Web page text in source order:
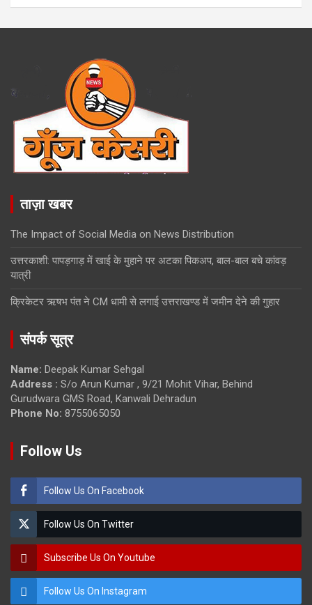
ताज़ा खबर
The Impact of Social Media on News Distribution
उत्तरकाशी: पापड़गाड़ में खाई के मुहाने पर अटका पिकअप, बाल-बाल बचे कांवड़
यात्री
क्रिकेटर ऋषभ पंत ने CM धामी से लगाई उत्तराखण्ड में जमीन देने की गुहार
संपर्क सूत्र
Name: Deepak Kumar Sehgal
Address : S/o Arun Kumar , 9/21 Mohit Vihar, Behind
Gurudwara GMS Road, Kanwali Dehradun
Phone No: 8755065050
Follow Us
Follow Us On Facebook
Follow Us On Twitter
Subscribe Us On Youtube
Follow Us On Instagram